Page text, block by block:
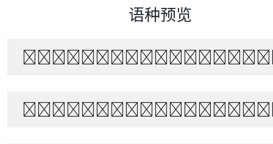
语种预览
The quick brown
Белый снег тихо